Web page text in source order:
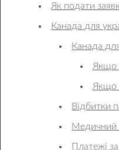
Як подати
Канада для
Канада
Якщо
Якщо
Відбитки
Медичний
Платежі